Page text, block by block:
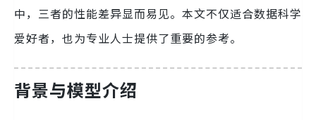
中，三者的性能差异显而易见。本文不仅适合数据科学
爱好者，也为专业人士提供了重要的参考。
背景与模型介绍